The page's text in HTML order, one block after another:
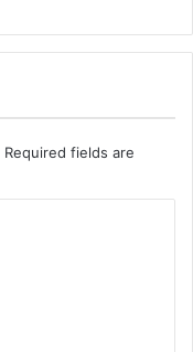
Required fields are